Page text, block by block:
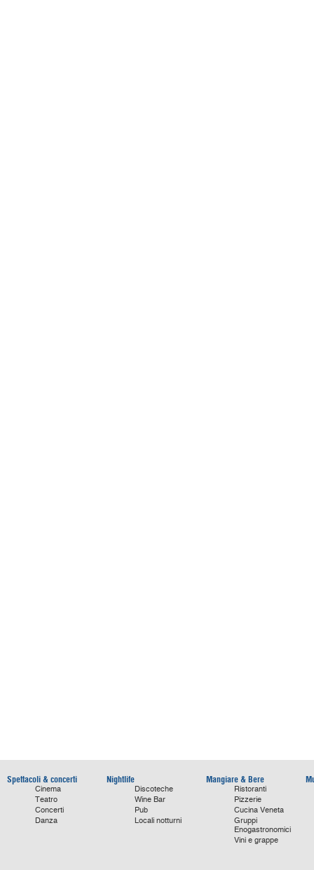
Spettacoli & concerti
Cinema
Teatro
Concerti
Danza
Nightlife
Discoteche
Wine Bar
Pub
Locali notturni
Mangiare & Bere
Ristoranti
Pizzerie
Cucina Veneta
Gruppi
Enogastronomici
Vini e grappe